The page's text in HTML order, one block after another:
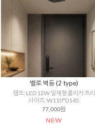
벨로 벽등 (2 type)
램프: LED 12W 일체형 플리커 프리
사이즈: W110*D145
77,000원